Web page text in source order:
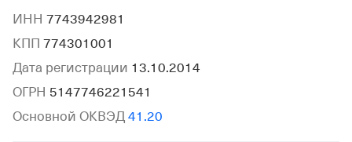
ИНН 7743942981
КПП 774301001
Дата регистрации 13.10.2014
ОГРН 5147746221541
Основной ОКВЭД 41.20